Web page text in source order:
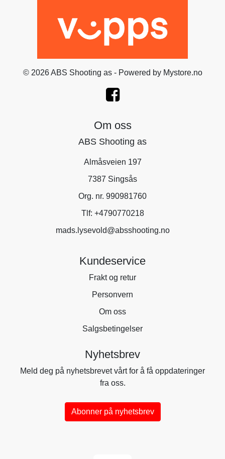
© 2026 ABS Shooting as - Powered by Mystore.no
Om oss
ABS Shooting as
Almåsveien 197
7387 Singsås
Org. nr. 990981760
Tlf: +4790770218
mads.lysevold@absshooting.no
Kundeservice
Frakt og retur
Personvern
Om oss
Salgsbetingelser
Nyhetsbrev
Meld deg på nyhetsbrevet vårt for å få oppdateringer
fra oss.
Abonner på nyhetsbrev